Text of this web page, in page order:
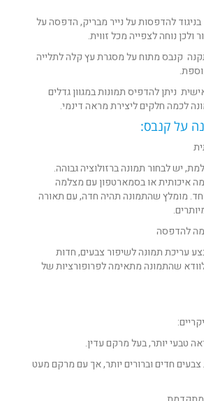
להדפסות על נייר מבריק, הדפסה על
נוחה לצפייה מכל זווית.
קנבס מתוח על מסגרת עץ קלה לתלייה
ניתן להדפיס תמונות במגוון גדלים
לכמה חלקים ליצירת מראה דינמי.
על קנבס:
יש לבחור תמונה ברזולוציה גבוהה.
איכותית או בסמארטפון עם מצלמה
מומלץ שהתמונה תהיה חדה, עם תאורה
עריכת תמונה לשיפור צבעים, חדות
שהתמונה מתאימה לפרופורציות של
טבעי יותר, בעל מרקם עדין.
חדים וברורים יותר, אך עם מרקם מעט